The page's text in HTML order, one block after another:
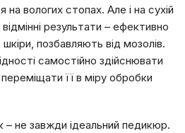
вологих стопах. Але і на сухій
результати – ефективно
позбавляють від мозолів.
самостійно здійснювати
її в міру обробки
– не завжди ідеальний педикюр.